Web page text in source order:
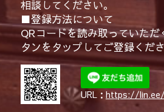
相談してください。
■登録方法について
QRコードを読み取っていた
タンをタップしてご登録くださ
URL： https://